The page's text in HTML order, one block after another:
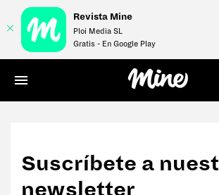
Suscríbete a
newsletter
STYLE
Revista Mine
Ploi Media SL
Gratis - En Google Play